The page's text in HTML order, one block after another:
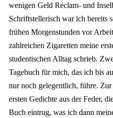
wenigen Geld Reclam- und
Schriftstellerisch war ich bereits
frühen Morgenstunden vor
zahlreichen Zigaretten meine
studentischen Alltag schrieb.
Tagebuch für mich, das ich bis
nur noch gelegentlich, führe.
ersten Gedichte aus der Feder,
Buch eintrug, was ich dann